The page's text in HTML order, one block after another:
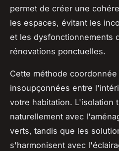
permet de créer une
les espaces, évitant les
et les dysfonctionnements
rénovations ponctuelles.
Cette méthode
insoupçonnées entre
votre habitation. L'isolation
naturellement avec
verts, tandis que les
s'harmonisent avec